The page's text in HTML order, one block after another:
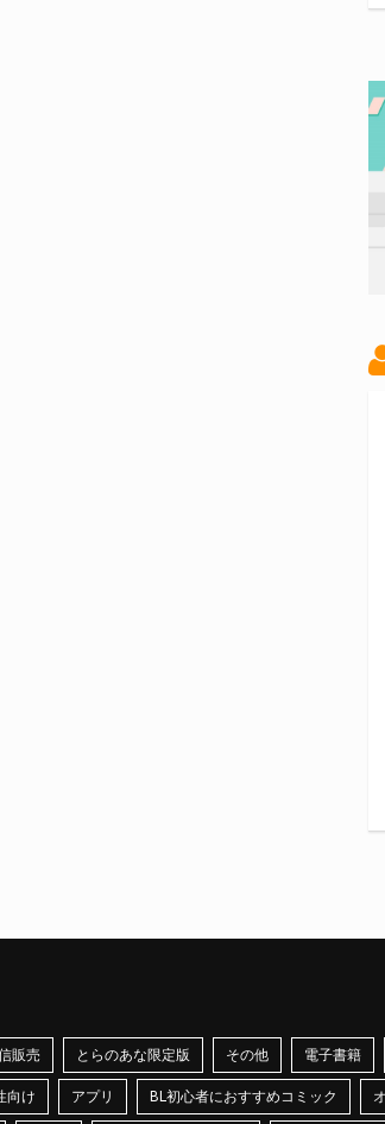
販売 とらのあな限定版 その他 電子書籍
向け アプリ BL初心者におすすめコミック